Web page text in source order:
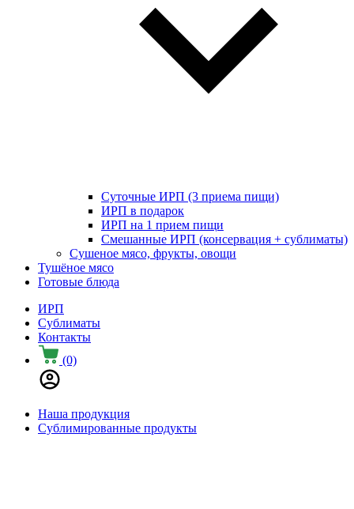
Суточные ИРП (3 приема пищи)
ИРП в подарок
ИРП на 1 прием пищи
Смешанные ИРП (консервация + сублиматы)
Сушеное мясо, фрукты, овощи
Тушёное мясо
Готовые блюда
ИРП
Сублиматы
Контакты
(0)
Наша продукция
Сублимированные продукты